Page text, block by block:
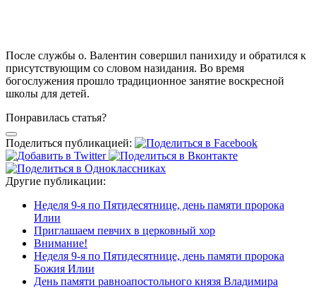
После службы о. Валентин совершил панихиду и обратился к
присутствующим со словом назидания. Во время
богослужения прошло традиционное занятие воскресной
школы для детей.
Понравилась статья?
Поделиться публикацией:
Другие публикации:
Неделя 9-я по Пятидесятнице, день памяти пророка
Илии
Приглашаем певчих в церковный хор
Внимание!
Неделя 9-я по Пятидесятнице, день памяти пророка
Божия Илии
День памяти равноапостольного князя Владимира